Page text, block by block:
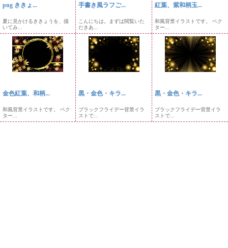
png ききょ...
夏に見かけるききょうを、描
いてみ...
手書き風ラフご...
こんにちは。まずは閲覧いた
だきあ...
紅葉、紫和柄玉...
和風背景イラストです。 ベク
ター...
金色紅葉、和柄...
和風背景イラストです。 ベク
ター...
黒・金色・キラ...
ブラックフライデー背景イラ
ストで...
黒・金色・キラ...
ブラックフライデー背景イラ
ストで...